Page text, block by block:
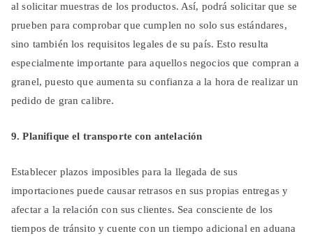
al solicitar muestras de los productos. Así, podrá solicitar que se
prueben para comprobar que cumplen no solo sus estándares,
sino también los requisitos legales de su país. Esto resulta
especialmente importante para aquellos negocios que compran a
granel, puesto que aumenta su confianza a la hora de realizar un
pedido de gran calibre.
9. Planifique el transporte con antelación
Establecer plazos imposibles para la llegada de sus
importaciones puede causar retrasos en sus propias entregas y
afectar a la relación con sus clientes. Sea consciente de los
tiempos de tránsito y cuente con un tiempo adicional en aduana